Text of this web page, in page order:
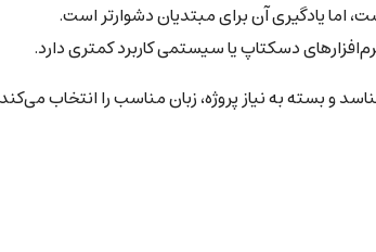
و بسته به نیاز پروژه، زبان مناسب را انتخاب